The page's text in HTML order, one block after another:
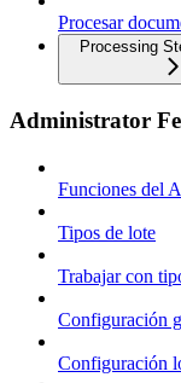
Procesar
Processing
Administrator
Funciones del
Tipos de lote
Trabajar con
Configuración
Configuración